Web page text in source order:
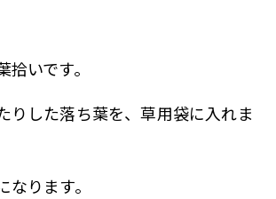
いです。
りした落ち葉を、草用袋に入れま
ります。